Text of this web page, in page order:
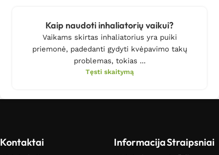
Kaip naudoti inhaliatorių vaikui?
Vaikams skirtas inhaliatorius yra puiki
priemonė, padedanti gydyti kvėpavimo takų
problemas, tokias ...
Tęsti skaitymą
Kontaktai InformacijaStraipsniai